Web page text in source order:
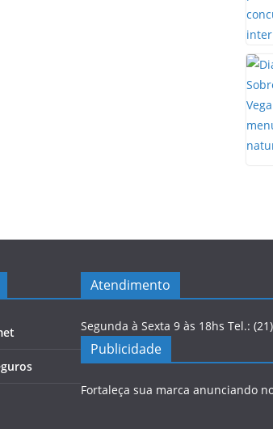
Atendimento
Segunda à Sexta 9 às 18hs Tel.:
Publicidade
Fortaleça sua marca anunciando